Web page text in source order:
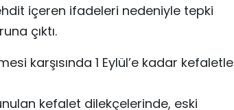
içeren ifadeleri nedeniyle tepki
çıktı.
karşısında 1 Eylül’e kadar kefaletle
kefalet dilekçelerinde, eski